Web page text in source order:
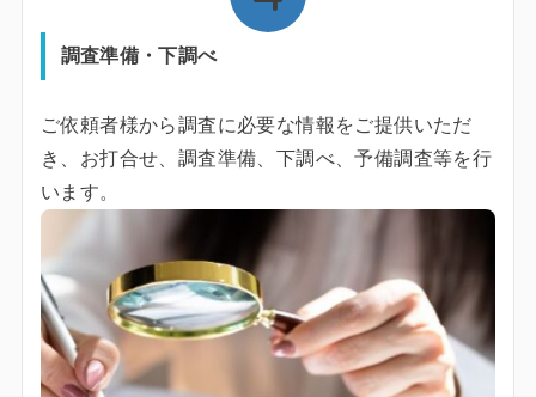
調査準備・下調べ
ご依頼者様から調査に必要な情報をご提供いただ
き、お打合せ、調査準備、下調べ、予備調査等を行
います。